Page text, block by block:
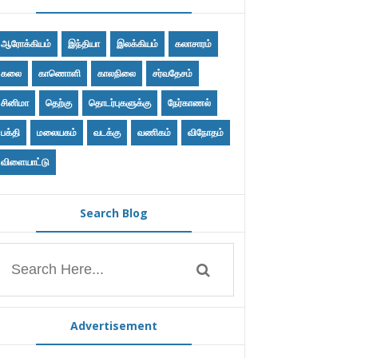
ஆரோக்கியம் இந்தியா இலக்கியம் கலாசாரம்
கலை காணொளி காலநிலை சர்வதேசம்
சினிமா தெற்கு தொடர்புகளுக்கு நேர்காணல்
பக்தி மலையகம் வடக்கு வணிகம் விநோதம்
விளையாட்டு
Search Blog
Advertisement